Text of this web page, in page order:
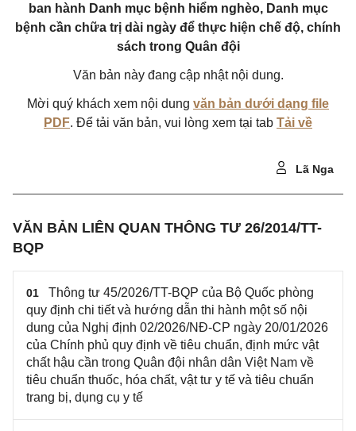
ban hành Danh mục bệnh hiểm nghèo, Danh mục
bệnh cần chữa trị dài ngày để thực hiện chế độ, chính
sách trong Quân đội
Văn bản này đang cập nhật nội dung.
Mời quý khách xem nội dung văn bản dưới dạng file
PDF. Để tải văn bản, vui lòng xem tại tab Tải về
Lã Nga
VĂN BẢN LIÊN QUAN THÔNG TƯ 26/2014/TT-
BQP
01
Thông tư 45/2026/TT-BQP của Bộ Quốc phòng
quy định chi tiết và hướng dẫn thi hành một số nội
dung của Nghị định 02/2026/NĐ-CP ngày 20/01/2026
của Chính phủ quy định về tiêu chuẩn, định mức vật
chất hậu cần trong Quân đội nhân dân Việt Nam về
tiêu chuẩn thuốc, hóa chất, vật tư y tế và tiêu chuẩn
trang bị, dụng cụ y tế